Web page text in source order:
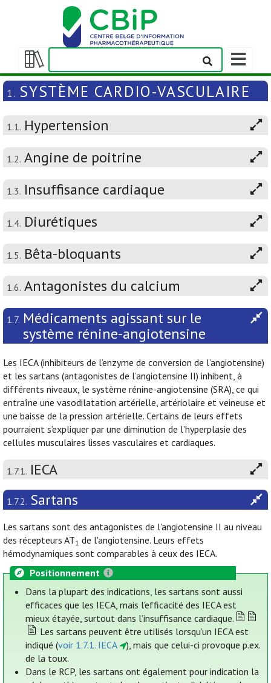
Afficher/masquer
la
table
matières
Afficher/
la
barre
de
navigation
1. SYSTÈME CARDIO-VASCULAIRE
1.1. Hypertension
1.2. Angine de poitrine
1.3. Insuffisance cardiaque
1.4. Diurétiques
1.5. Bêta-bloquants
1.6. Antagonistes du calcium
1.7. Médicaments agissant sur le
système rénine-angiotensine
Les IECA (inhibiteurs de l’enzyme de conversion de l’angiotensine)
et les sartans (antagonistes de l’angiotensine II) inhibent, à
différents niveaux, le système rénine-angiotensine (SRA), ce qui
entraîne une vasodilatation artérielle, artériolaire et veineuse et
une baisse de la pression artérielle. Certains de leurs effets
pourraient s’expliquer par une diminution de l’hyperplasie des
cellules musculaires lisses vasculaires et cardiaques.
1.7.1. IECA
1.7.2. Sartans
Les sartans sont des antagonistes de l'angiotensine II au niveau
des récepteurs AT1 de l'angiotensine. Leurs effets
hémodynamiques sont comparables à ceux des IECA.
Positionnement
Dans la plupart des indications, les sartans sont aussi
efficaces que les IECA, mais l'efficacité des IECA est
mieux étayée, surtout dans l’insuffisance cardiaque.
Les sartans peuvent être utilisés lorsqu’un IECA est
indiqué (voir 1.7.1. IECA
), mais que celui-ci provoque p.ex.
de la toux.
Dans le RCP, les sartans ont également pour indication la